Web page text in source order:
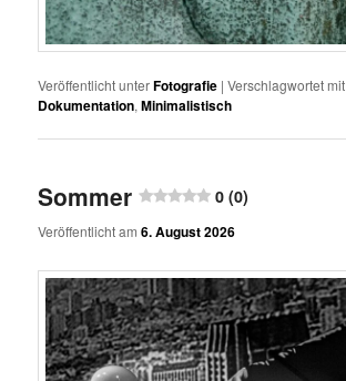
Veröffentlicht unterFotografie |Verschlagwortet mit
Dokumentation,Minimalistisch
Sommer 0 (0)
Veröffentlicht am6. August 2026